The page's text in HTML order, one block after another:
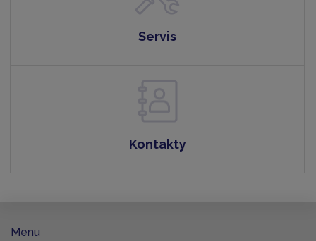
Servis
Kontakty
Menu